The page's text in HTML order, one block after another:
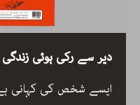
رحیم معینی کرمانشاہی، نیّر مسعود اور صبرِ خدا
رحیم معینی کرمانشاہی